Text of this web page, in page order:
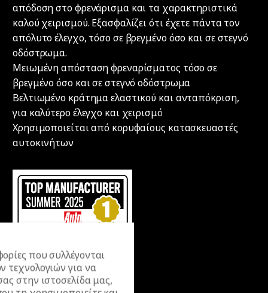
απόδοση στο φρενάρισμα και τα χαρακτηριστικά
καλού χειρισμού. Εξασφαλίζει ότι έχετε πάντα τον
απόλυτο έλεγχο, τόσο σε βρεγμένο όσο και σε στεγνό
οδόστρωμα.
Μειωμένη απόσταση φρεναρίσματος τόσο σε
βρεγμένο όσο και σε στεγνό οδόστρωμα
Βελτιωμένο κράτημα ελαστικού και ανταπόκριση,
για καλύτερο έλεγχο και χειρισμό
Χρησιμοποιείται από κορυφαίους κατασκευαστές
αυτοκινήτων
που συλλέγονται
τεχνολογιών για να
στην ιστοσελίδα μας,